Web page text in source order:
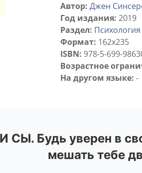
Автор: Джен
Год издания: 2019
Раздел: Психология
Формат: 162x235
ISBN: 978-5-699-
Возрастное
На другом языке: -
СЫ. Будь уверен в
мешать тебе